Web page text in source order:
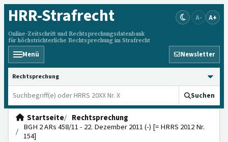
HRR-Strafrecht
Online-Zeitschrift und Rechtsprechungsdatenbank
für höchstrichterliche Rechtsprechung im Strafrecht
A- A+
Menü Newsletter
HRRS durchsuchen
Suchen
Startseite
Rechtsprechung
BGH 2 ARs 458/11 - 22. Dezember 2011 (-) [= HRRS 2012 Nr.
154]